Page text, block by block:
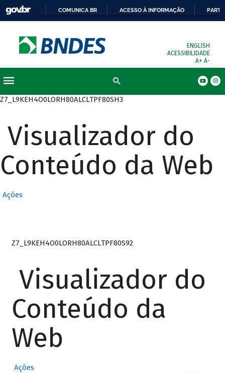
COMUNICA BR ACESSO À INFORMAÇÃO
ENGLISH
ACESSIBILIDADE
A+ A-
Z7_L9KEH4O0LORH80ALCLTPF80SH3
Visualizador do
Conteúdo da Web
Ações
Z7_L9KEH4O0LORH80ALCLTPF80S92
Visualizador do
Conteúdo da
Web
Ações